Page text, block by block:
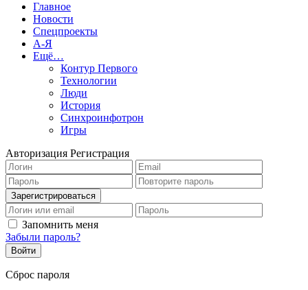
Главное
Новости
Спецпроекты
А-Я
Ещё…
Контур Первого
Технологии
Люди
История
Синхроинфотрон
Игры
Авторизация Регистрация
Запомнить меня
Забыли пароль?
Сброс пароля